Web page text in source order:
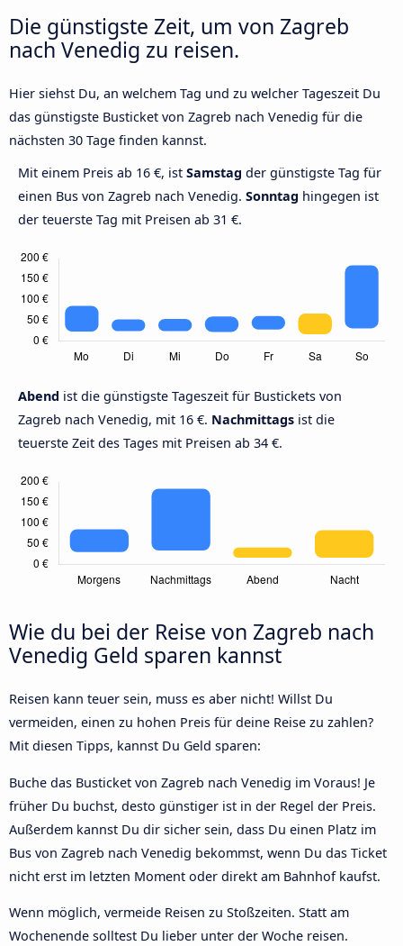
Die günstigste Zeit, um von Zagreb
nach Venedig zu reisen.
Hier siehst Du, an welchem Tag und zu welcher Tageszeit Du
das günstigste Busticket von Zagreb nach Venedig für die
nächsten 30 Tage finden kannst.
Mit einem Preis ab 16 €, ist Samstag der günstigste Tag für
einen Bus von Zagreb nach Venedig. Sonntag hingegen ist
der teuerste Tag mit Preisen ab 31 €.
Abend ist die günstigste Tageszeit für Bustickets von
Zagreb nach Venedig, mit 16 €. Nachmittags ist die
teuerste Zeit des Tages mit Preisen ab 34 €.
Wie du bei der Reise von Zagreb nach
Venedig Geld sparen kannst
Reisen kann teuer sein, muss es aber nicht! Willst Du
vermeiden, einen zu hohen Preis für deine Reise zu zahlen?
Mit diesen Tipps, kannst Du Geld sparen:
Buche das Busticket von Zagreb nach Venedig im Voraus! Je
früher Du buchst, desto günstiger ist in der Regel der Preis.
Außerdem kannst Du dir sicher sein, dass Du einen Platz im
Bus von Zagreb nach Venedig bekommst, wenn Du das Ticket
nicht erst im letzten Moment oder direkt am Bahnhof kaufst.
Wenn möglich, vermeide Reisen zu Stoßzeiten. Statt am
Wochenende solltest Du lieber unter der Woche reisen.